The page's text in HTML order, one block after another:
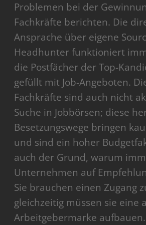
Problemen bei der
Fachkräfte berichten. Die
Ansprache über eigene
Headhunter funktioniert
die Postfächer der Top-
gefüllt mit Job-Angeboten.
Fachkräfte sind auch nicht
Suche in Jobbörsen; diese
Besetzungswege bringen
und sind ein hoher
auch der Grund, warum
Unternehmen auf
Sie brauchen einen Zugang
gleichzeitig müssen sie eine
Arbeitgebermarke